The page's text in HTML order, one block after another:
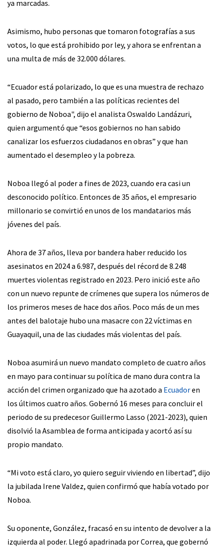
ya marcadas.
Asimismo, hubo personas que tomaron fotografías a sus
votos, lo que está prohibido por ley, y ahora se enfrentan a
una multa de más de 32.000 dólares.
“Ecuador está polarizado, lo que es una muestra de rechazo
al pasado, pero también a las políticas recientes del
gobierno de Noboa", dijo el analista Oswaldo Landázuri,
quien argumentó que “esos gobiernos no han sabido
canalizar los esfuerzos ciudadanos en obras” y que han
aumentado el desempleo y la pobreza.
Noboa llegó al poder a fines de 2023, cuando era casi un
desconocido político. Entonces de 35 años, el empresario
millonario se convirtió en unos de los mandatarios más
jóvenes del país.
Ahora de 37 años, lleva por bandera haber reducido los
asesinatos en 2024 a 6.987, después del récord de 8.248
muertes violentas registrado en 2023. Pero inició este año
con un nuevo repunte de crímenes que supera los números de
los primeros meses de hace dos años. Poco más de un mes
antes del balotaje hubo una masacre con 22 víctimas en
Guayaquil, una de las ciudades más violentas del país.
Noboa asumirá un nuevo mandato completo de cuatro años
en mayo para continuar su política de mano dura contra la
acción del crimen organizado que ha azotado a Ecuadoren
los últimos cuatro años. Gobernó 16 meses para concluir el
periodo de su predecesor Guillermo Lasso (2021-2023), quien
disolvió la Asamblea de forma anticipada y acortó así su
propio mandato.
“Mi voto está claro, yo quiero seguir viviendo en libertad”, dijo
la jubilada Irene Valdez, quien confirmó que había votado por
Noboa.
Su oponente, González, fracasó en su intento de devolver a la
izquierda al poder. Llegó apadrinada por Correa, que gobernó